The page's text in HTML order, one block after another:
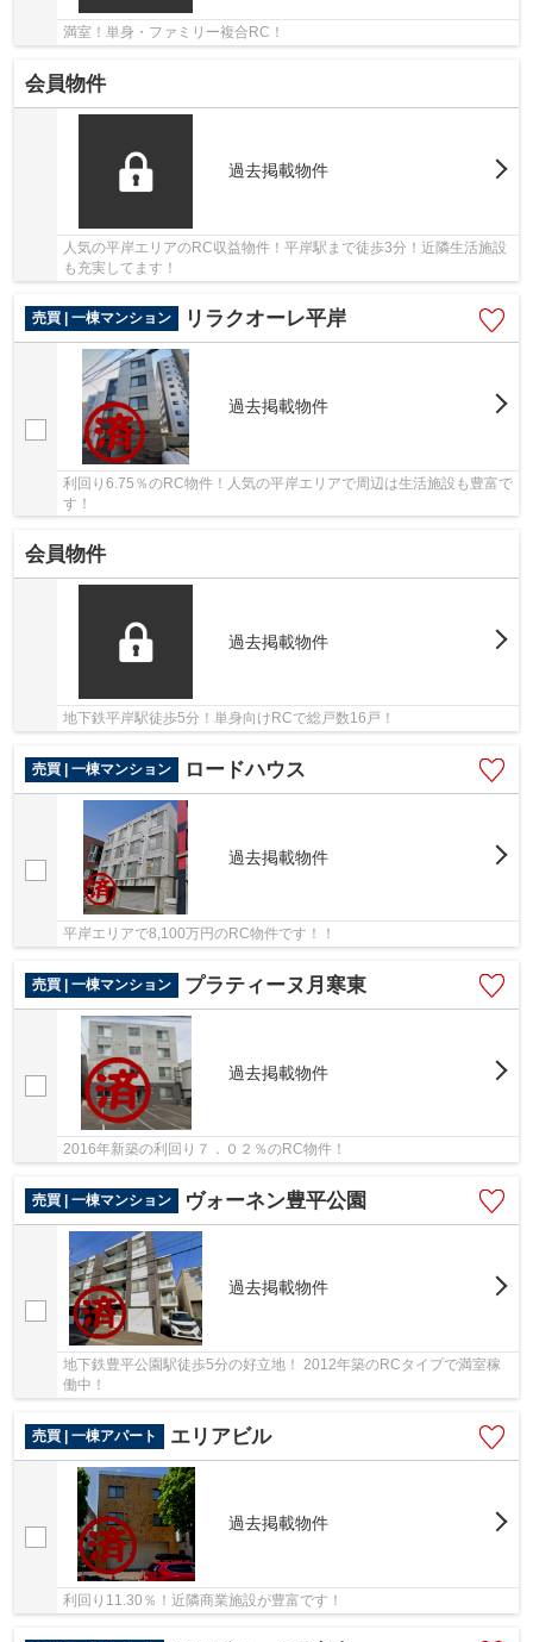
満室！単身・ファミリー複合RC！
会員物件
過去掲載物件
人気の平岸エリアのRC収益物件！平岸駅まで徒歩3分！近隣生活施設
も充実してます！
売買 | 一棟マンション リラクオーレ平岸
過去掲載物件
利回り6.75％のRC物件！人気の平岸エリアで周辺は生活施設も豊富で
す！
会員物件
過去掲載物件
地下鉄平岸駅徒歩5分！単身向けRCで総戸数16戸！
売買 | 一棟マンション ロードハウス
過去掲載物件
平岸エリアで8,100万円のRC物件です！！
売買 | 一棟マンション プラティーヌ月寒東
過去掲載物件
2016年新築の利回り７．０２％のRC物件！
売買 | 一棟マンション ヴォーネン豊平公園
過去掲載物件
地下鉄豊平公園駅徒歩5分の好立地！ 2012年築のRCタイプで満室稼
働中！
売買 | 一棟アパート エリアビル
過去掲載物件
利回り11.30％！近隣商業施設が豊富です！